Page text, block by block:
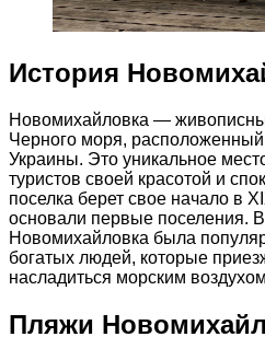
История
Новомихайловка —
Черного моря, расположенный
Украины. Это уникальное
туристов своей красотой и
поселка берет свое начало в
основали первые поселения.
Новомихайловка была
богатых людей, которые
насладиться морским
Пляжи